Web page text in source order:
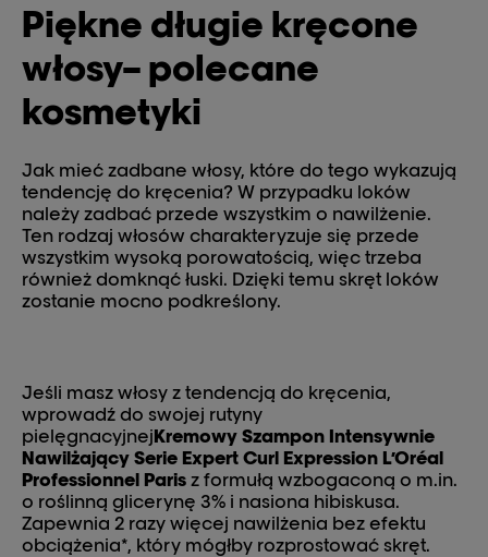
Piękne długie kręcone
włosy– polecane
kosmetyki
Jak mieć zadbane włosy, które do tego wykazują
tendencję do kręcenia? W przypadku loków
należy zadbać przede wszystkim o nawilżenie.
Ten rodzaj włosów charakteryzuje się przede
wszystkim wysoką porowatością, więc trzeba
również domknąć łuski. Dzięki temu skręt loków
zostanie mocno podkreślony.
Jeśli masz włosy z tendencją do kręcenia,
wprowadź do swojej rutyny
pielęgnacyjnejKremowy Szampon Intensywnie
Nawilżający Serie Expert Curl Expression L’Oréal
Professionnel Paris z formułą wzbogaconą o m.in.
o roślinną glicerynę 3% i nasiona hibiskusa.
Zapewnia 2 razy więcej nawilżenia bez efektu
obciążenia*, który mógłby rozprostować skręt.